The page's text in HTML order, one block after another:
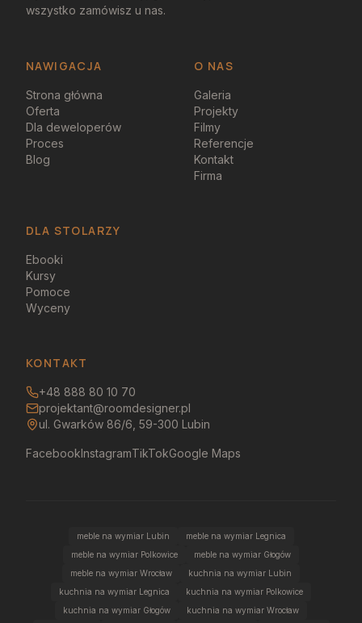
wszystko zamówisz u nas.
NAWIGACJA O NAS
Strona główna
Oferta
Dla deweloperów
Proces
Blog
Galeria
Projekty
Filmy
Referencje
Kontakt
Firma
DLA STOLARZY
Ebooki
Kursy
Pomoce
Wyceny
KONTAKT
+48 888 80 10 70
projektant@roomdesigner.pl
ul. Gwarków 86/6, 59-300 Lubin
FacebookInstagramTikTokGoogle Maps
meble na wymiar Lubin
meble na wymiar Legnica
meble na wymiar Polkowice
meble na wymiar Głogów
meble na wymiar Wrocław
kuchnia na wymiar Lubin
kuchnia na wymiar Legnica
kuchnia na wymiar Polkowice
kuchnia na wymiar Głogów
kuchnia na wymiar Wrocław